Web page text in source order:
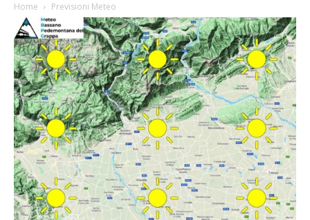
Home Previsioni Meteo